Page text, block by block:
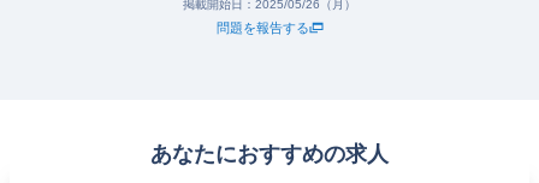
掲載開始日： 2025/05/26（月）
問題を報告する
あなたにおすすめの求人